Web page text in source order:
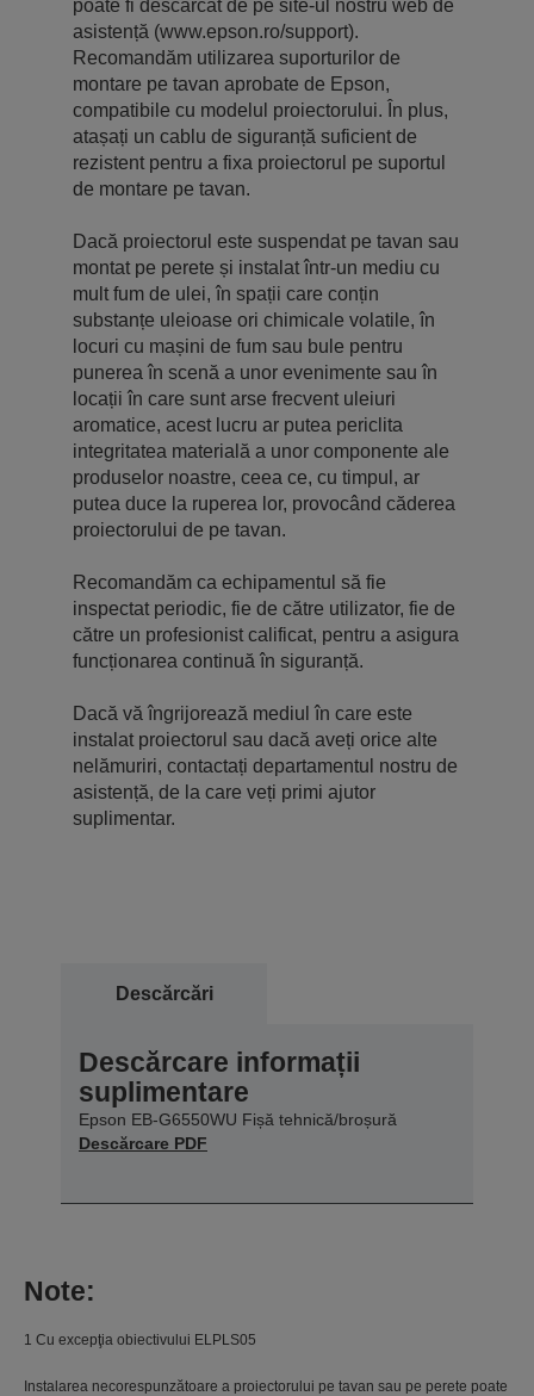
poate fi descărcat de pe site-ul nostru web de
asistență (www.epson.ro/support).
Recomandăm utilizarea suporturilor de
montare pe tavan aprobate de Epson,
compatibile cu modelul proiectorului. În plus,
atașați un cablu de siguranță suficient de
rezistent pentru a fixa proiectorul pe suportul
de montare pe tavan.
Dacă proiectorul este suspendat pe tavan sau
montat pe perete și instalat într-un mediu cu
mult fum de ulei, în spații care conțin
substanțe uleioase ori chimicale volatile, în
locuri cu mașini de fum sau bule pentru
punerea în scenă a unor evenimente sau în
locații în care sunt arse frecvent uleiuri
aromatice, acest lucru ar putea periclita
integritatea materială a unor componente ale
produselor noastre, ceea ce, cu timpul, ar
putea duce la ruperea lor, provocând căderea
proiectorului de pe tavan.
Recomandăm ca echipamentul să fie
inspectat periodic, fie de către utilizator, fie de
către un profesionist calificat, pentru a asigura
funcționarea continuă în siguranță.
Dacă vă îngrijorează mediul în care este
instalat proiectorul sau dacă aveți orice alte
nelămuriri, contactați departamentul nostru de
asistență, de la care veți primi ajutor
suplimentar.
Descărcări
Descărcare informații
suplimentare
Epson EB-G6550WU Fișă tehnică/broșură
Descărcare PDF
Note:
1 Cu excepţia obiectivului ELPLS05
Instalarea necorespunzătoare a proiectorului pe tavan sau pe perete poate